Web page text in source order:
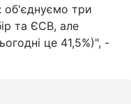
об'єднуємо три
та ЄСВ, але
це 41,5%)", -